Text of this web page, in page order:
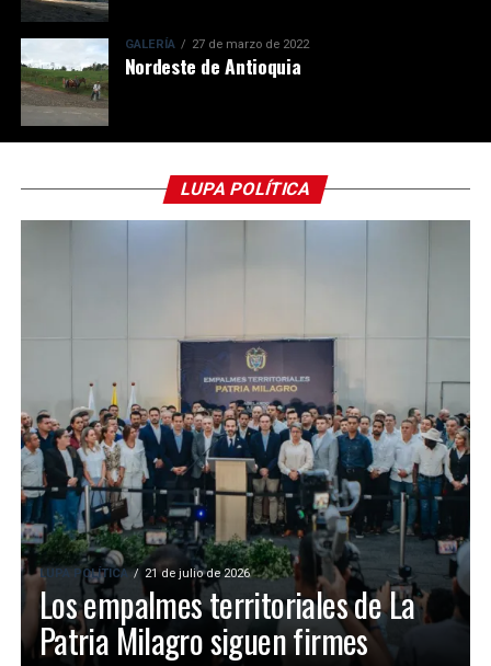
GALERÍA 27 de marzo de 2022
Nordeste de Antioquia
LUPA POLÍTICA
LUPA POLÍTICA 21 de julio de 2026
Los empalmes territoriales de La
Patria Milagro siguen firmes